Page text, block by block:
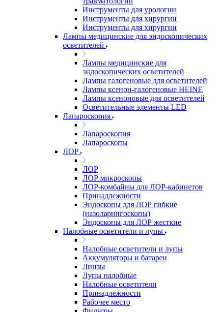
Инструменты для урологии
Инструменты для хирургии
Инструменты для хирургии
Лампы медицинские для эндоскопических
осветителей
Лампы медицинские для
эндоскопических осветителей
Лампы галогеновые для осветителей
Лампы ксенон-галогеновые HEINE
Лампы ксеноновые для осветителей
Осветительные элементы LED
Лапароскопия
Лапароскопия
Лапароскопы
ЛОР
ЛОР
ЛОР микроскопы
ЛОР-комбайны для ЛОР-кабинетов
Принадлежности
Эндоскопы для ЛОР гибкие
(назоларингоскопы)
Эндоскопы для ЛОР жесткие
Налобные осветители и лупы
Налобные осветители и лупы
Аккумуляторы и батареи
Линзы
Лупы налобные
Налобные осветители
Принадлежности
Рабочее место